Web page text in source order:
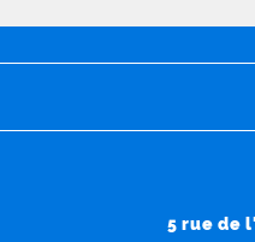
5 rue de